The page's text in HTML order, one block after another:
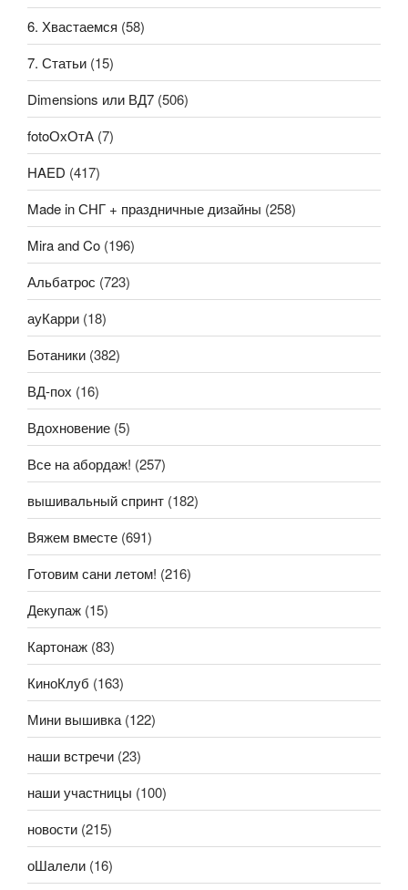
6. Хвастаемся (58)
7. Статьи (15)
Dimensions или ВД7 (506)
fotoОхОтА (7)
HAED (417)
Made in СНГ + праздничные дизайны (258)
Mira and Co (196)
Альбатрос (723)
ауКарри (18)
Ботаники (382)
ВД-пох (16)
Вдохновение (5)
Все на абордаж! (257)
вышивальный спринт (182)
Вяжем вместе (691)
Готовим сани летом! (216)
Декупаж (15)
Картонаж (83)
КиноКлуб (163)
Мини вышивка (122)
наши встречи (23)
наши участницы (100)
новости (215)
оШалели (16)